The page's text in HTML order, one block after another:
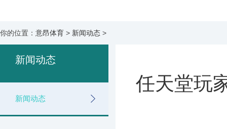
你的位置： 意昂体育 > 新闻动态 >
新闻动态
新闻动态
任天堂玩